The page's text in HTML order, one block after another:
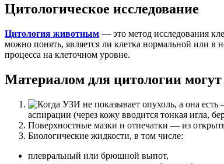
Цитологическое исследование
Цитология животным — это метод исследования
можно понять, является ли клетка нормальной или в
процесса на клеточном уровне.
Материалом для цитологии
аспирации (через кожу вводится тонкая игла,
Поверхностные мазки и отпечатки — из
Биологические жидкости, в том числе:
плевральный или брюшной выпот,